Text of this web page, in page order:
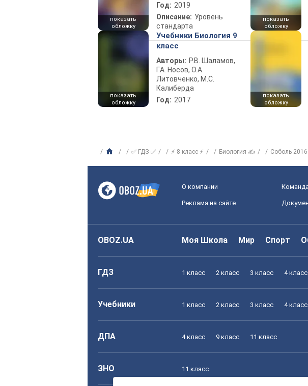
показать
обложку
Год: 2019
Описание: Уровень
стандарта
показать
обложку
показать
обложку
Учебники Биология 9
класс
Авторы: Р.В. Шаламов,
Г.А. Носов, О.А.
Литовченко, М.С.
Калиберда
Год: 2017
показать
обложку
✅ ГДЗ ✅ ⚡ 8 класс ⚡ Биология ✍ Соболь 2016
О компании Команда
Реклама на сайте
OBOZ.UA Моя Школа Мир Спорт
ГДЗ 1 класс 2 класс 3 класс 4 класс
Учебники 1 класс 2 класс 3 класс 4 класс
ДПА 4 класс 9 класс 11 класс
ЗНО 11 класс